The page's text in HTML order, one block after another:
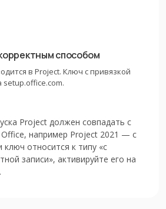
способом
в Project. Ключ с привязкой
Project должен совпадать с
например Project 2021 — с
ключ относится к типу «с
записи», активируйте его на
.